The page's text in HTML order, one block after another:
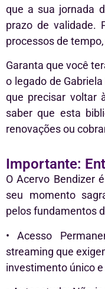
que a sua jornada
prazo de validade.
processos de
Garanta que você
o legado de
que precisar voltar
saber que esta
renovações ou
Importante:
O Acervo Bendizer
seu momento
pelos fundamentos
• Acesso
streaming que
investimento único